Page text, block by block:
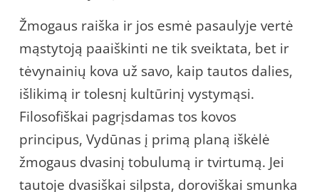
Žmogaus raiška ir jos esmė pasaulyje vertė
mąstytoją paaiškinti ne tik sveiktata, bet ir
tėvynainių kova už savo, kaip tautos dalies,
išlikimą ir tolesnį kultūrinį vystymąsi.
Filosofiškai pagrįsdamas tos kovos
principus, Vydūnas į primą planą iškėlė
žmogaus dvasinį tobulumą ir tvirtumą. Jei
tautoje dvasiškai silpsta, doroviškai smunka